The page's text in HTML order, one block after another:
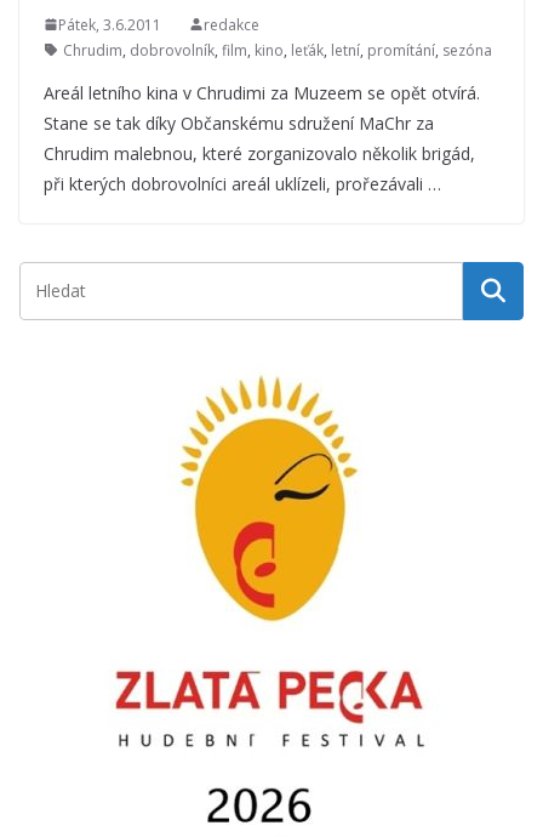
Pátek, 3.6.2011
redakce
Chrudim, dobrovolník, film, kino, leťák, letní, promítání, sezóna
Areál letního kina v Chrudimi za Muzeem se opět otvírá.
Stane se tak díky Občanskému sdružení MaChr za
Chrudim malebnou, které zorganizovalo několik brigád,
při kterých dobrovolníci areál uklízeli, prořezávali …